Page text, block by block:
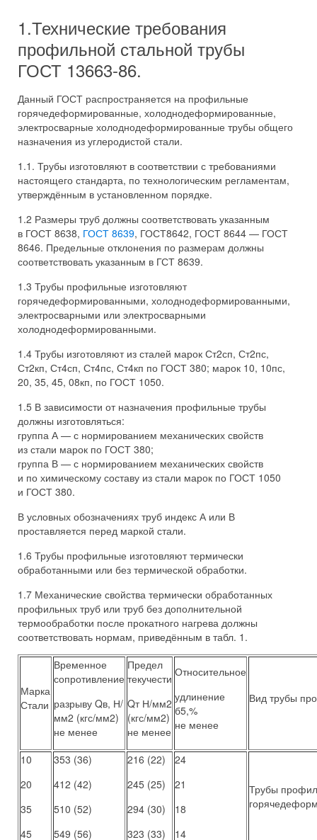
1.Технические требования
профильной стальной трубы
ГОСТ 13663-86.
Данный ГОСТ распространяется на профильные
горячедеформированные, холоднодеформированные,
электросварные холоднодеформированные трубы общего
назначения из углеродистой стали.
1.1. Трубы изготовляют в соответствии с требованиями
настоящего стандарта, по технологическим регламентам,
утверждённым в установленном порядке.
1.2 Размеры труб должны соответствовать указанным
в ГОСТ 8638, ГОСТ 8639, ГОСТ8642, ГОСТ 8644 — ГОСТ
8646. Предельные отклонения по размерам должны
соответствовать указанным в ГСТ 8639.
1.3 Трубы профильные изготовляют
горячедеформированными, холоднодеформированными,
электросварными или электросварными
холоднодеформированными.
1.4 Трубы изготовляют из сталей марок Ст2сп, Ст2пс,
Ст2кп, Ст4сп, Ст4пс, Ст4кп по ГОСТ 380; марок 10, 10пс,
20, 35, 45, 08кп, по ГОСТ 1050.
1.5 В зависимости от назначения профильные трубы
должны изготовляться:
группа А — с нормированием механических свойств
из стали марок по ГОСТ 380;
группа В — с нормированием механических свойств
и по химическому составу из стали марок по ГОСТ 1050
и ГОСТ 380.
В условных обозначениях труб индекс А или В
проставляется перед маркой стали.
1.6 Трубы профильные изготовляют термически
обработанными или без термической обработки.
1.7 Механические свойства термически обработанных
профильных труб или труб без дополнительной
термообработки после прокатного нагрева должны
соответствовать нормам, приведённым в табл. 1.
Марка
Стали
Временное
сопротивление
разрыву Qв, Н/
мм2 (кгс/мм2)
не менее
Предел
текучести
Qт Н/мм2
(кгс/мм2)
не менее
Относительное
удлинение
б5,%
не менее
Вид трубы
10
20
35
45
353 (36)
412 (42)
510 (52)
549 (56)
216 (22)
245 (25)
294 (30)
323 (33)
24
21
18
14
Трубы